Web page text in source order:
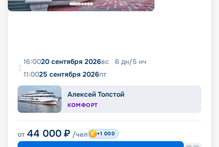
16:0020 сентября 2026вс 6 дн/5 нч
11:0025 сентября 2026пт
Алексей Толстой
КОМФОРТ
от 44 000 ₽ /чел +1 000